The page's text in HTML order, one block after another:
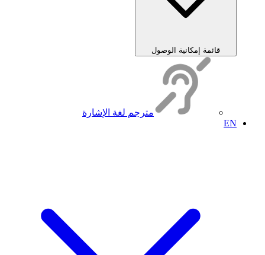
قائمة إمكانية الوصول
مترجم لغة الإشارة
EN